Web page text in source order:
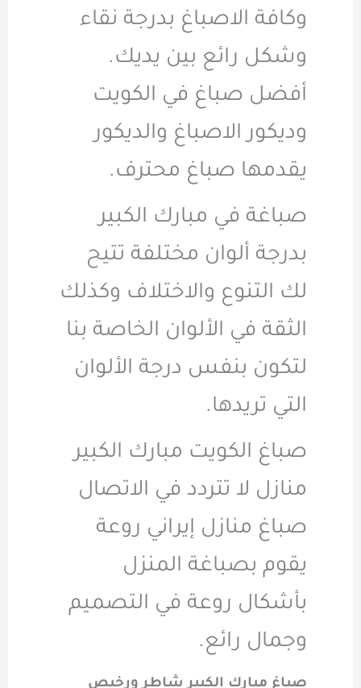
وكافة الاصباغ بدرجة نقاء
وشكل رائع بين يديك.
أفضل صباغ في الكويت
وديكور الاصباغ والديكور
يقدمها صباغ محترف.
صباغة في مبارك الكبير
بدرجة ألوان مختلفة تتيح
لك التنوع والاختلاف وكذلك
الثقة في الألوان الخاصة بنا
لتكون بنفس درجة الألوان
التي تريدها.
صباغ الكويت مبارك الكبير
منازل لا تتردد في الاتصال
صباغ منازل إيراني روعة
يقوم بصباغة المنزل
بأشكال روعة في التصميم
وجمال رائع.
صباغ مبارك الكبير شاطر ورخيص